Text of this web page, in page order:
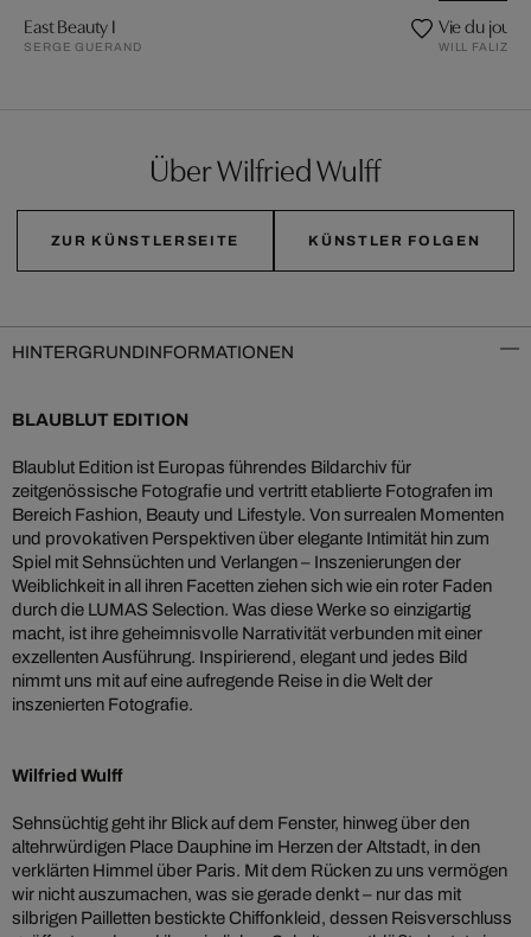
East Beauty I
SERGE GUERAND
Vie du jour
WILL FALIZE
Über Wilfried Wulff
ZUR KÜNSTLERSEITE KÜNSTLER FOLGEN
HINTERGRUNDINFORMATIONEN
BLAUBLUT EDITION
Blaublut Edition ist Europas führendes Bildarchiv für
zeitgenössische Fotografie und vertritt etablierte Fotografen im
Bereich Fashion, Beauty und Lifestyle. Von surrealen Momenten
und provokativen Perspektiven über elegante Intimität hin zum
Spiel mit Sehnsüchten und Verlangen – Inszenierungen der
Weiblichkeit in all ihren Facetten ziehen sich wie ein roter Faden
durch die LUMAS Selection. Was diese Werke so einzigartig
macht, ist ihre geheimnisvolle Narrativität verbunden mit einer
exzellenten Ausführung. Inspirierend, elegant und jedes Bild
nimmt uns mit auf eine aufregende Reise in die Welt der
inszenierten Fotografie.
Wilfried Wulff
Sehnsüchtig geht ihr Blick auf dem Fenster, hinweg über den
altehrwürdigen Place Dauphine im Herzen der Altstadt, in den
verklärten Himmel über Paris. Mit dem Rücken zu uns vermögen
wir nicht auszumachen, was sie gerade denkt – nur das mit
silbrigen Pailletten bestickte Chiffonkleid, dessen Reisverschluss